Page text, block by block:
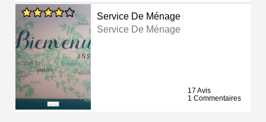
Service De Ménage
Service De Ménage
17 Avis
1 Commentaires